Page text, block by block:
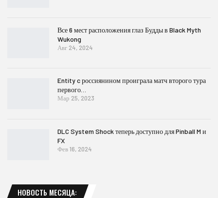
Все 6 мест расположения глаз Будды в Black Myth
Wukong
Авг 24, 2024
Entity c россиянином проиграла матч второго тура
первого…
Мар 25, 2023
DLC System Shock теперь доступно для Pinball M и
FX
Фев 16, 2024
НОВОСТЬ МЕСЯЦА: